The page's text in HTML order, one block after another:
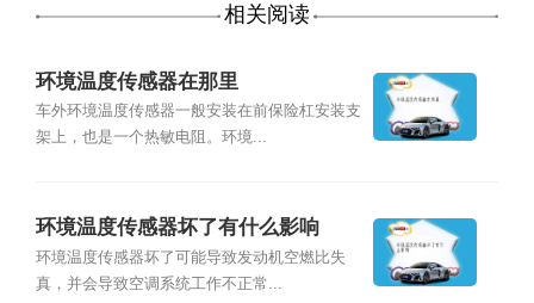
相关阅读
环境温度传感器在那里
车外环境温度传感器一般安装在前保险杠安装支
架上，也是一个热敏电阻。环境...
环境温度传感器坏了有什么影响
环境温度传感器坏了可能导致发动机空燃比失
真，并会导致空调系统工作不正常...